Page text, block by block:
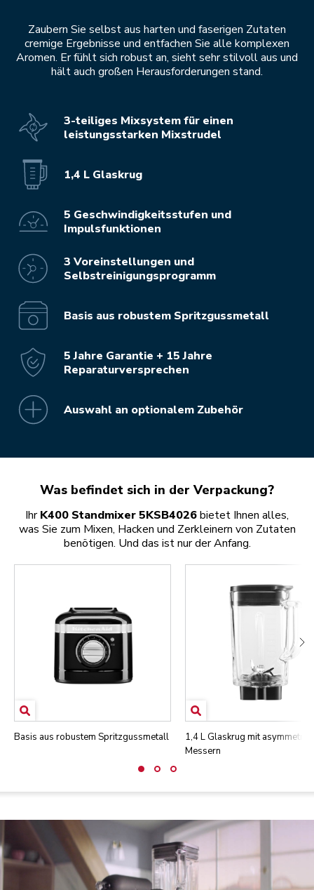
Zaubern Sie selbst aus harten und faserigen Zutaten
cremige Ergebnisse und entfachen Sie alle komplexen
Aromen. Er fühlt sich robust an, sieht sehr stilvoll aus und
hält auch großen Herausforderungen stand.
3-teiliges Mixsystem für einen
leistungsstarken Mixstrudel
1,4 L Glaskrug
5 Geschwindigkeitsstufen und
Impulsfunktionen
3 Voreinstellungen und
Selbstreinigungsprogramm
Basis aus robustem Spritzgussmetall
5 Jahre Garantie + 15 Jahre
Reparaturversprechen
Auswahl an optionalem Zubehör
Was befindet sich in der Verpackung?
IhrK400 Standmixer 5KSB4026bietet Ihnen alles,
was Sie zum Mixen, Hacken und Zerkleinern von Zutaten
benötigen. Und das ist nur der Anfang.
Basis aus robustem Spritzgussmetall
1,4 L Glaskrug mit
Messern